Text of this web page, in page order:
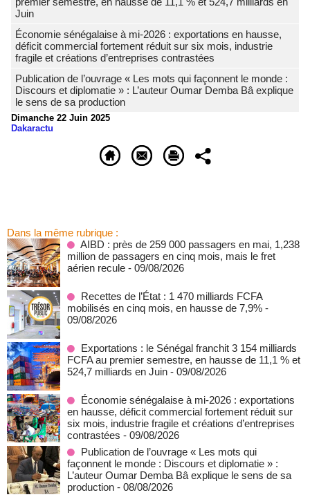
Juin
Économie sénégalaise à mi-2026 : exportations en hausse,
déficit commercial fortement réduit sur six mois, industrie
fragile et créations d’entreprises contrastées
Publication de l’ouvrage « Les mots qui façonnent le monde :
Discours et diplomatie » : L’auteur Oumar Demba Bâ explique
le sens de sa production
Dimanche 22 Juin 2025
Dakaractu
Dans la même rubrique :
AIBD : près de 259 000 passagers en mai, 1,238
million de passagers en cinq mois, mais le fret
aérien recule - 09/08/2026
Recettes de l’État : 1 470 milliards FCFA
mobilisés en cinq mois, en hausse de 7,9% -
09/08/2026
Exportations : le Sénégal franchit 3 154 milliards
FCFA au premier semestre, en hausse de 11,1 % et
524,7 milliards en Juin - 09/08/2026
Économie sénégalaise à mi-2026 : exportations
en hausse, déficit commercial fortement réduit sur
six mois, industrie fragile et créations d’entreprises
contrastées - 09/08/2026
Publication de l’ouvrage « Les mots qui
façonnent le monde : Discours et diplomatie » :
L’auteur Oumar Demba Bâ explique le sens de sa
production - 08/08/2026